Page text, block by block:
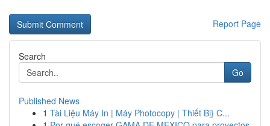
Report Page
Search
Go
Published News
1 Tài Liệu Máy In | Máy Photocopy | Thiết Bị} C...